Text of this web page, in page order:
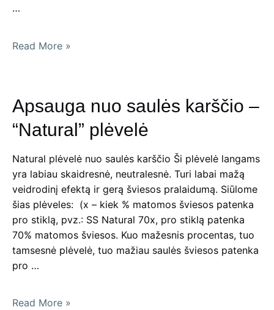
…
Veidrodinė
35X
Read More »
Apsauga nuo saulės karščio –
“Natural” plėvelė
Natural plėvelė nuo saulės karščio Ši plėvelė langams
yra labiau skaidresnė, neutralesnė. Turi labai mažą
veidrodinį efektą ir gerą šviesos pralaidumą. Siūlome
šias plėveles: (x – kiek % matomos šviesos patenka
pro stiklą, pvz.: SS Natural 70x, pro stiklą patenka
70% matomos šviesos. Kuo mažesnis procentas, tuo
tamsesnė plėvelė, tuo mažiau saulės šviesos patenka
pro …
Apsauga
Read More »